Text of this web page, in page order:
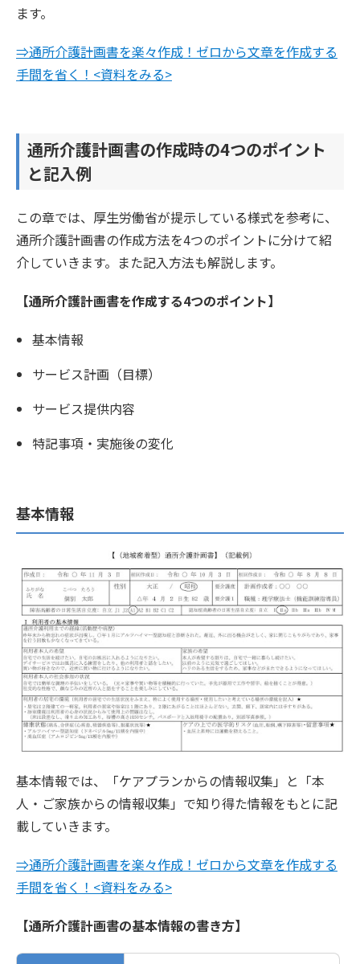
ます。
⇒通所介護計画書を楽々作成！ゼロから文章を作成する
手間を省く！<資料をみる>
通所介護計画書の作成時の4つのポイント
と記入例
この章では、厚生労働省が提示している様式を参考に、
通所介護計画書の作成方法を4つのポイントに分けて紹
介していきます。また記入方法も解説します。
【通所介護計画書を作成する4つのポイント】
基本情報
サービス計画（目標）
サービス提供内容
特記事項・実施後の変化
基本情報
基本情報では、「ケアプランからの情報収集」と「本
人・ご家族からの情報収集」で知り得た情報をもとに記
載していきます。
⇒通所介護計画書を楽々作成！ゼロから文章を作成する
手間を省く！<資料をみる>
【通所介護計画書の基本情報の書き方】